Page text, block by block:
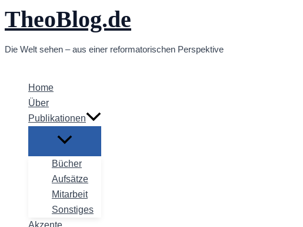
Zum
Inhalt
TheoBlog.de
Die Welt sehen – aus einer reformatorischen Perspektive
Home
Über
Publikationen
Bücher
Aufsätze
Mitarbeit
Sonstiges
Akzente